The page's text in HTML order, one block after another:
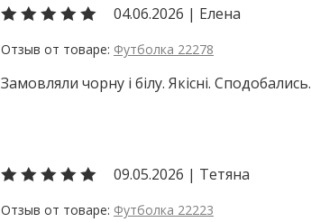
04.06.2026 | Елена
Футболка 22278
Замовляли чорну і білу. Якісні. Сподобались.
09.05.2026 | Тетяна
Футболка 22223